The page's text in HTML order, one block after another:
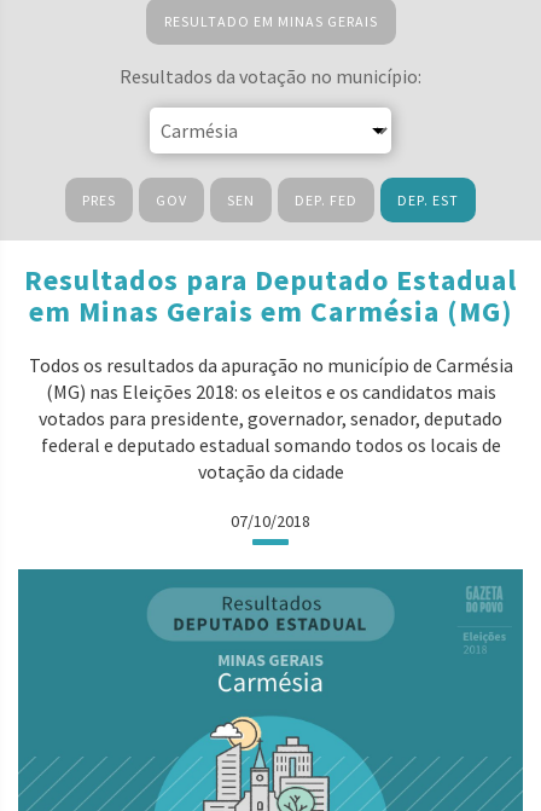
RESULTADO EM MINAS GERAIS
Resultados da votação no município:
PRES GOV SEN DEP. FED DEP. EST
Resultados para Deputado Estadual
em Minas Gerais em Carmésia (MG)
Todos os resultados da apuração no município de Carmésia
(MG) nas Eleições 2018: os eleitos e os candidatos mais
votados para presidente, governador, senador, deputado
federal e deputado estadual somando todos os locais de
votação da cidade
07/10/2018